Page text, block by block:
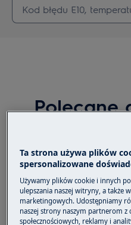
Polecane
Odprowadzanie
przenośnych
EXP34U338HW,
EXP34U338CW
Ta strona używa plików
spersonalizowane
Używamy plików cookie i innych
ulepszania naszej witryny, a także
marketingowych. Udostępniamy
naszej strony naszym partnerom z
społecznościowych, reklamy i